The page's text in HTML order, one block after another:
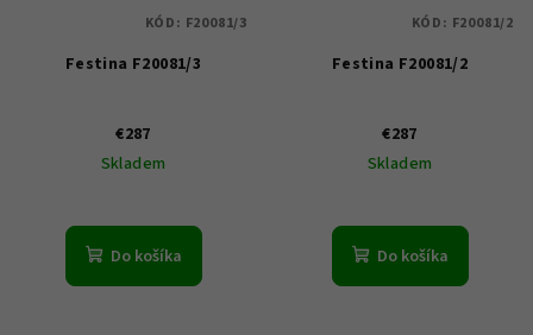
Festina F20081/3
€287
Skladem
Do košíka
KÓD: F20081/3
Festina F20081/2
€287
Skladem
Do košíka
KÓD: F20081/2